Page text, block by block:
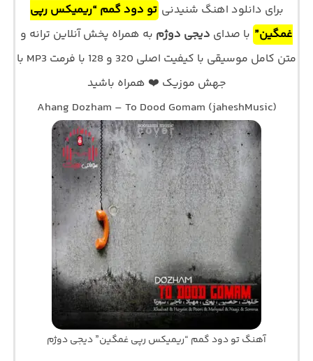
برای دانلود اهنگ شنیدنی تو دود گمم “ریمیکس رپی
غمگین” با صدای دیجی دوژم به همراه پخش آنلاین ترانه و
متن کامل موسیقی با کیفیت اصلی 320 و 128 با فرمت MP3 با
جهش موزیک ❤️ همراه باشید
Ahang Dozham – To Dood Gomam (jaheshMusic)
آهنگ تو دود گمم “ریمیکس رپی غمگین” دیجی دوژم